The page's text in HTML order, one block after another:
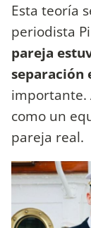
Esta teoría
periodista
pareja
separación
importante.
como un
pareja real.